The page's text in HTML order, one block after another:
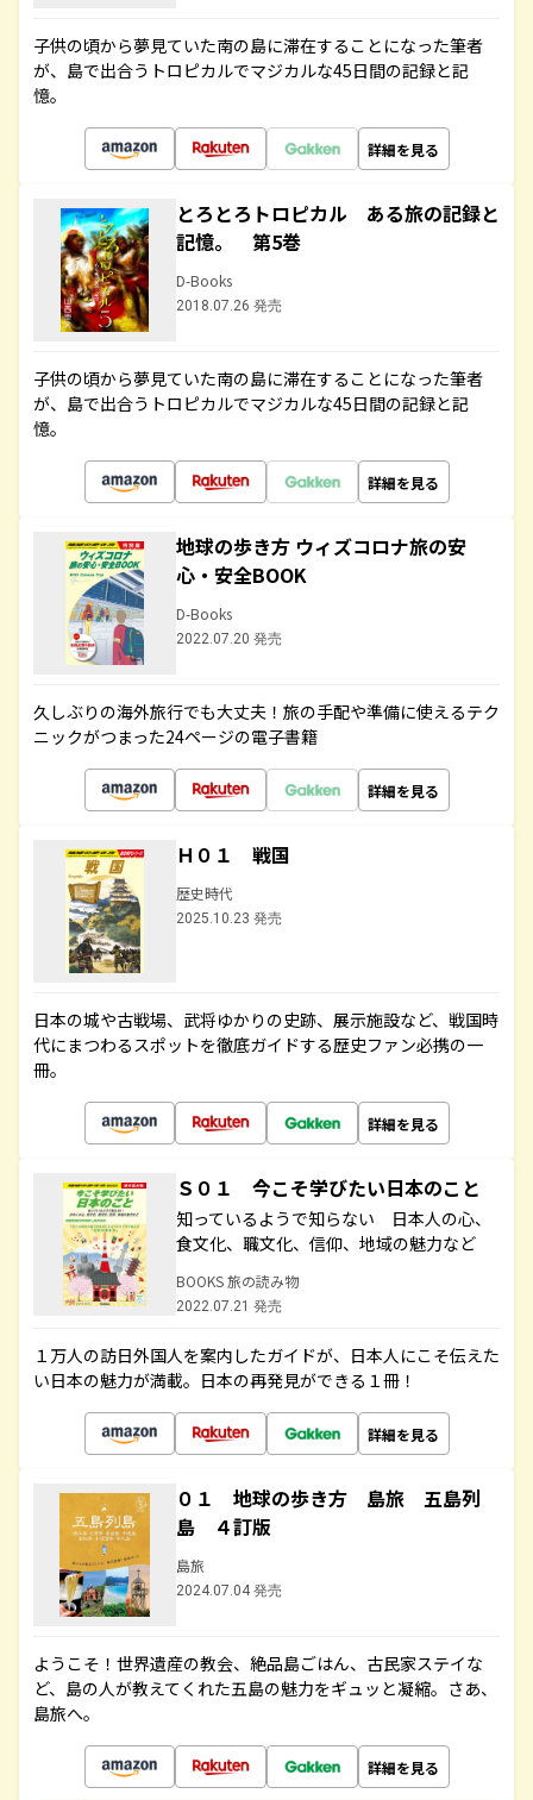
子供の頃から夢見ていた南の島に滞在することになった筆者
が、島で出合うトロピカルでマジカルな45日間の記録と記
憶。
詳細を見る
とろとろトロピカル ある旅の記録と
記憶。 第5巻
D-Books
2018.07.26 発売
子供の頃から夢見ていた南の島に滞在することになった筆者
が、島で出合うトロピカルでマジカルな45日間の記録と記
憶。
詳細を見る
地球の歩き方 ウィズコロナ旅の安
心・安全BOOK
D-Books
2022.07.20 発売
久しぶりの海外旅行でも大丈夫！旅の手配や準備に使えるテク
ニックがつまった24ページの電子書籍
詳細を見る
Ｈ０１ 戦国
歴史時代
2025.10.23 発売
日本の城や古戦場、武将ゆかりの史跡、展示施設など、戦国時
代にまつわるスポットを徹底ガイドする歴史ファン必携の一
冊。
詳細を見る
Ｓ０１ 今こそ学びたい日本のこと
知っているようで知らない 日本人の心、
食文化、職文化、信仰、地域の魅力など
BOOKS 旅の読み物
2022.07.21 発売
１万人の訪日外国人を案内したガイドが、日本人にこそ伝えた
い日本の魅力が満載。日本の再発見ができる１冊！
詳細を見る
０１ 地球の歩き方 島旅 五島列
島 ４訂版
島旅
2024.07.04 発売
ようこそ！世界遺産の教会、絶品島ごはん、古民家ステイな
ど、島の人が教えてくれた五島の魅力をギュッと凝縮。さあ、
島旅へ。
詳細を見る